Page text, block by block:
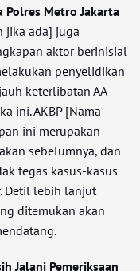
Polres Metro Jakarta
jika ada] juga
aktor berinisial
penyelidikan
keterlibatan AA
ini. AKBP [Nama
ini merupakan
sebelumnya, dan
tegas kasus-kasus
Detil lebih lanjut
ditemukan akan
Jalani Pemeriksaan